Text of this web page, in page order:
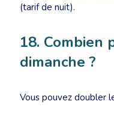
(tarif de nuit).
18. Combien
dimanche ?
Vous pouvez doubler